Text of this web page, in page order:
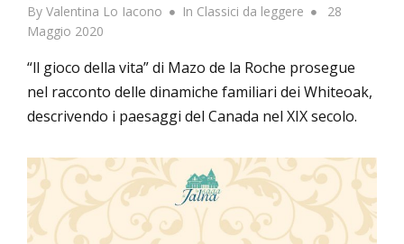
By Valentina Lo Iacono In Classici da leggere
Posted
28
Maggio 2020
“ll gioco della vita” di Mazo de la Roche prosegue
nel racconto delle dinamiche familiari dei Whiteoak,
descrivendo i paesaggi del Canada nel XIX secolo.